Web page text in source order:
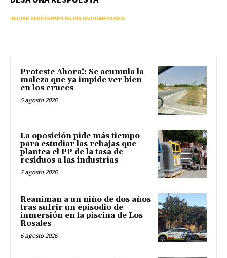
INICIAR SESIÓN PARA DEJAR UN COMENTARIO
Proteste Ahora!: Se acumula la
maleza que ya impide ver bien
en los cruces
5 agosto 2026
La oposición pide más tiempo
para estudiar las rebajas que
plantea el PP de la tasa de
residuos a las industrias
7 agosto 2026
Reaniman a un niño de dos años
tras sufrir un episodio de
inmersión en la piscina de Los
Rosales
6 agosto 2026